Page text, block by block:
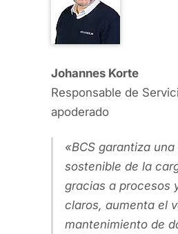
Johannes Korte
Responsable de
apoderado
BCS garantiza
sostenible de la
gracias a procesos
claros, aumenta el
mantenimiento de